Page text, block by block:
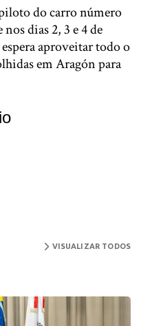
do carro número
dias 2, 3 e 4 de
aproveitar todo o
em Aragón para
VISUALIZAR TODOS